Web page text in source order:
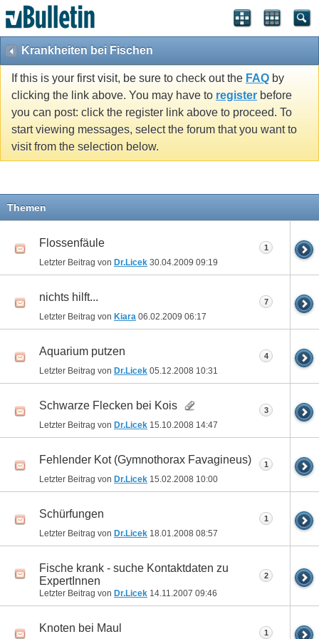
Krankheiten bei Fischen
If this is your first visit, be sure to check out the FAQ by
clicking the link above. You may have to register before
you can post: click the register link above to proceed. To
start viewing messages, select the forum that you want to
visit from the selection below.
Themen
Flossenfäule
Letzter Beitrag von Dr.Licek 30.04.2009 09:19
1
nichts hilft...
Letzter Beitrag von Kiara 06.02.2009 06:17
7
Aquarium putzen
Letzter Beitrag von Dr.Licek 05.12.2008 10:31
4
Schwarze Flecken bei Kois
Letzter Beitrag von Dr.Licek 15.10.2008 14:47
3
Fehlender Kot (Gymnothorax Favagineus)
Letzter Beitrag von Dr.Licek 15.02.2008 10:00
1
Schürfungen
Letzter Beitrag von Dr.Licek 18.01.2008 08:57
1
Fische krank - suche Kontaktdaten zu
ExpertInnen
Letzter Beitrag von Dr.Licek 14.11.2007 09:46
2
Knoten bei Maul 1